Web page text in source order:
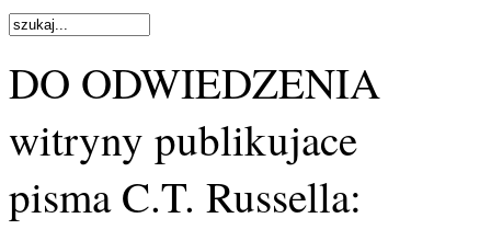
DO ODWIEDZENIA
witryny publikujace
pisma C.T. Russella: